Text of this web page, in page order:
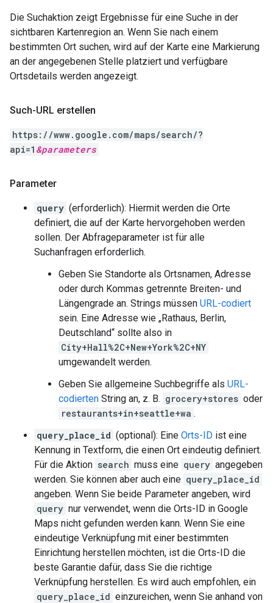
Die Suchaktion zeigt Ergebnisse für eine Suche in der
sichtbaren Kartenregion an. Wenn Sie nach einem
bestimmten Ort suchen, wird auf der Karte eine Markierung
an der angegebenen Stelle platziert und verfügbare
Ortsdetails werden angezeigt.
Such-URL erstellen
https://www.google.com/maps/search/?
api=1 &parameters
Parameter
query (erforderlich): Hiermit werden die Orte
definiert, die auf der Karte hervorgehoben werden
sollen. Der Abfrageparameter ist für alle
Suchanfragen erforderlich.
Geben Sie Standorte als Ortsnamen, Adresse
oder durch Kommas getrennte Breiten- und
Längengrade an. Strings müssen URL-codiert
sein. Eine Adresse wie „Rathaus, Berlin,
Deutschland“ sollte also in
City+Hall%2C+New+York%2C+NY
umgewandelt werden.
Geben Sie allgemeine Suchbegriffe als URL-
codierten String an, z. B. grocery+stores oder
restaurants+in+seattle+wa .
query_place_id (optional): Eine Orts-ID ist eine
Kennung in Textform, die einen Ort eindeutig definiert.
Für die Aktion search muss eine query angegeben
werden. Sie können aber auch eine query_place_id
angeben. Wenn Sie beide Parameter angeben, wird
query nur verwendet, wenn die Orts-ID in Google
Maps nicht gefunden werden kann. Wenn Sie eine
eindeutige Verknüpfung mit einer bestimmten
Einrichtung herstellen möchten, ist die Orts-ID die
beste Garantie dafür, dass Sie die richtige
Verknüpfung herstellen. Es wird auch empfohlen, ein
query_place_id einzureichen, wenn Sie anhand von